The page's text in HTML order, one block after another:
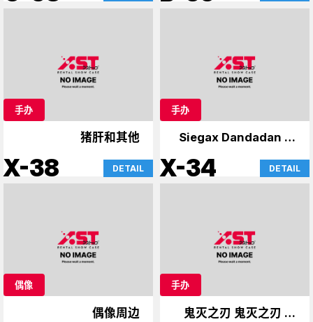
手办
猪肝和其他
X-38 DETAIL
手办
Siegax Dandadan 等
人
X-34 DETAIL
偶像
偶像周边
手办
鬼灭之刃 鬼灭之刃 手